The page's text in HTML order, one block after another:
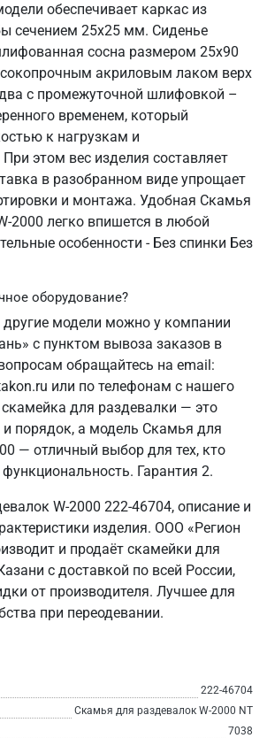
обеспечивает каркас из
сечением 25х25 мм. Сиденье
сосна размером 25х90
акриловым лаком верх
с промежуточной шлифовкой –
временем, который
к нагрузкам и
этом вес изделия составляет
в разобранном виде упрощает
и монтажа. Удобная Скамья
2000 легко впишется в любой
особенности - Без спинки Без
оборудование?
другие модели можно у компании
с пунктом вывоза заказов в
обращайтесь на email:
или по телефонам с нашего
для раздевалки — это
порядок, а модель Скамья для
— отличный выбор для тех, кто
Гарантия 2.
W-2000 222-46704, описание и
изделия. ООО «Регион
и продаёт скамейки для
с доставкой по всей России,
от производителя. Лучшее для
при переодевании.
222-46704
Скамья для раздевалок W-2000 NT
7038